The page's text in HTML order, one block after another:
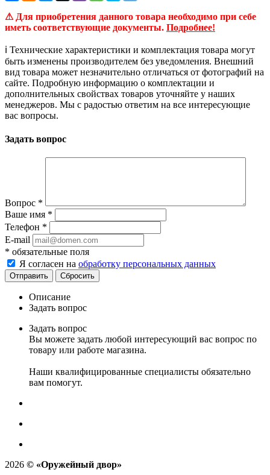
⚠ Для приобретения данного товара необходимо при себе
иметь соответствующие документы. Подробнее!
ℹ️ Технические характеристики и комплектация товара могут
быть изменены производителем без уведомления. Внешний
вид товара может незначительно отличаться от фотографий на
сайте. Подробную информацию о комплектации и
дополнительных свойствах товаров уточняйте у наших
менеджеров. Мы с радостью ответим на все интересующие
вас вопросы.
Задать вопрос
Вопрос *
Ваше имя *
Телефон *
E-mail
* обязательные поля
Я согласен на обработку персональных данных
Сбросить
Описание
Задать вопрос
Задать вопрос
Вы можете задать любой интересующий вас вопрос по
товару или работе магазина.
Наши квалифицированные специалисты обязательно
вам помогут.
2026 © «Оружейный двор»